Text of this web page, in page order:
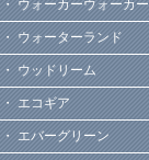
・ ウォーカーウォーカー
・ ウォーターランド
・ ウッドリーム
・ エコギア
・ エバーグリーン